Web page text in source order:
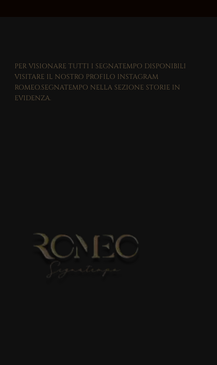
PER VISIONARE TUTTI I SEGNATEMPO DISPONIBILI
VISITARE IL NOSTRO PROFILO INSTAGRAM
ROMEO.SEGNATEMPO NELLA SEZIONE STORIE IN
EVIDENZA.